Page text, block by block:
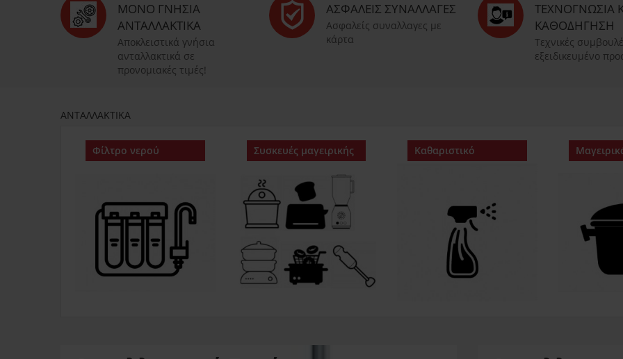
ΜΌΝΟ ΓΝΉΣΙΑ
ΑΝΤΑΛΛΑΚΤΙΚΆ
Αποκλειστικά γνήσια
ανταλλακτικά σε
προνομιακές τιμές!
ΑΣΦΑΛΕΊΣ ΣΥΝΑΛΛΑΓΈΣ
Ασφαλείς συναλλαγες με
κάρτα
ΤΕΧΝΟΓΝΩΣΊΑ
ΚΑΘΟΔΉΓΗΣΗ
Τεχνικές
εξειδικευμένο
ΑΝΤΑΛΛΑΚΤΙΚΑ
Φίλτρο νερού Συσκευές μαγειρικής Καθαριστικό